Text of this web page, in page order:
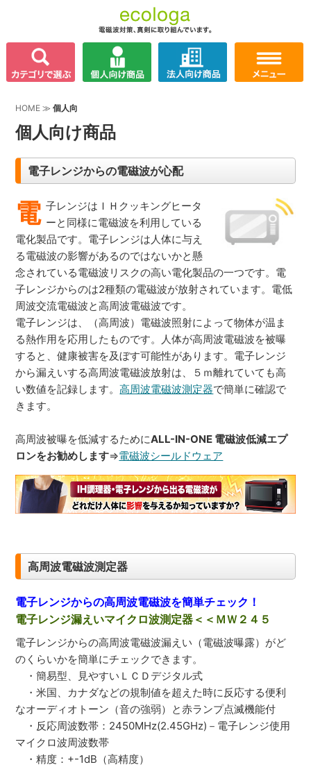
HOME ≫個人向
個人向け商品
電子レンジからの電磁波が心配
電 子レンジはＩＨクッキングヒータ
ーと同様に電磁波を利用している
電化製品です。電子レンジは人体に与え
る電磁波の影響があるのではないかと懸
念されている電磁波リスクの高い電化製品の一つです。電
子レンジからのは2種類の電磁波が放射されています。電低
周波交流電磁波と高周波電磁波です。
電子レンジは、（高周波）電磁波照射によって物体が温ま
る熱作用を応用したものです。人体が高周波電磁波を被曝
すると、健康被害を及ぼす可能性があります。電子レンジ
から漏えいする高周波電磁波放射は、５ｍ離れていても高
い数値を記録します。高周波電磁波測定器で簡単に確認で
きます。
高周波被曝を低減するためにALL-IN-ONE 電磁波低減エプ
ロンをお勧めします⇒電磁波シールドウェア
高周波電磁波測定器
電子レンジからの高周波電磁波を簡単チェック！
電子レンジ漏えいマイクロ波測定器＜＜ＭＷ２４５
電子レンジからの高周波電磁波漏えい（電磁波曝露）がど
のくらいかを簡単にチェックできます。
・簡易型、見やすいＬＣＤデジタル式
・米国、カナダなどの規制値を超えた時に反応する便利
なオーディオトーン（音の強弱）と赤ランプ点滅機能付
・反応周波数帯：2450MHz(2.45GHz)－電子レンジ使用
マイクロ波周波数帯
・精度：+-1dB（高精度）